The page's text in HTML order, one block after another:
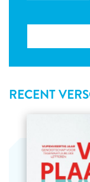
RECENT